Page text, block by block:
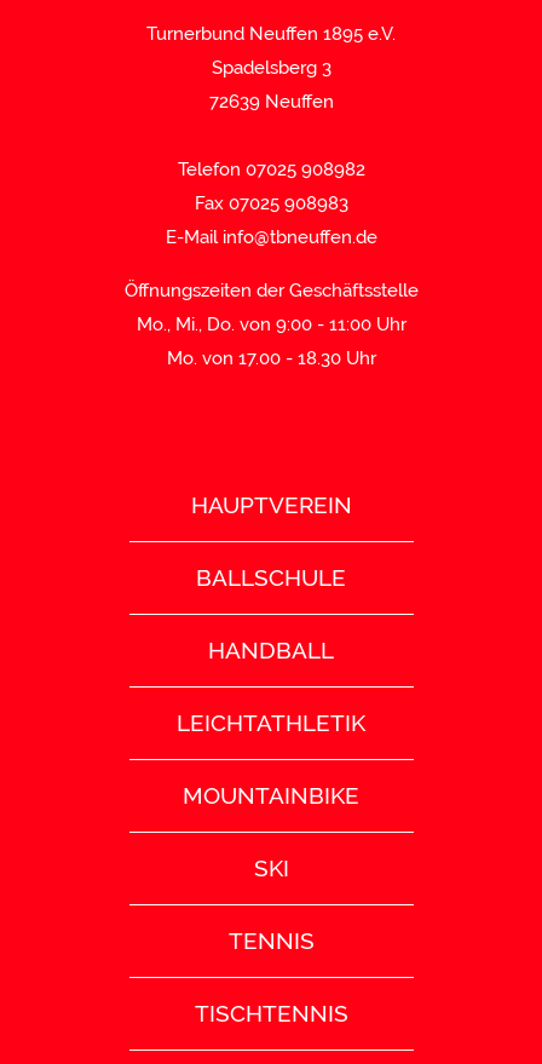
Turnerbund Neuffen 1895 e.V.
Spadelsberg 3
72639 Neuffen
Telefon 07025 908982
Fax 07025 908983
E-Mail info@tbneuffen.de
Öffnungszeiten der Geschäftsstelle
Mo., Mi., Do. von 9:00 - 11:00 Uhr
Mo. von 17.00 - 18.30 Uhr
HAUPTVEREIN
BALLSCHULE
HANDBALL
LEICHTATHLETIK
MOUNTAINBIKE
SKI
TENNIS
TISCHTENNIS